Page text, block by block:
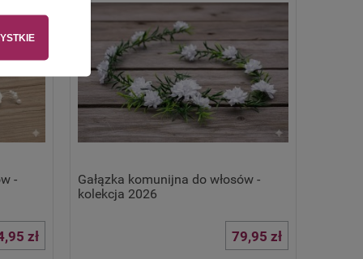
-
zł
Gałązka komunijna do włosów -
kolekcja 2026
79,95 zł